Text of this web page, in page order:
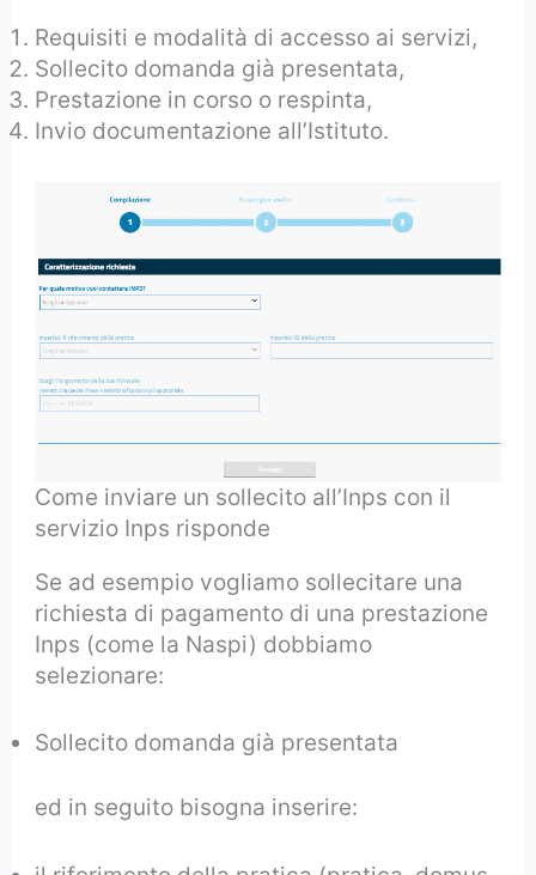
Requisiti e modalità di accesso ai servizi,
Sollecito domanda già presentata,
Prestazione in corso o respinta,
Invio documentazione all’Istituto.
Come inviare un sollecito all’Inps con il
servizio Inps risponde
Se ad esempio vogliamo sollecitare una
richiesta di pagamento di una prestazione
Inps (come la Naspi) dobbiamo
selezionare:
Sollecito domanda già presentata
ed in seguito bisogna inserire: